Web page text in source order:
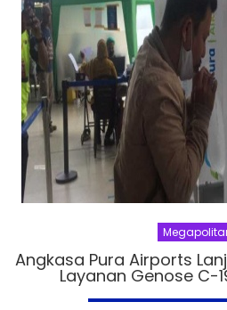
Angkasa Pura Airports
Layanan Genose C-